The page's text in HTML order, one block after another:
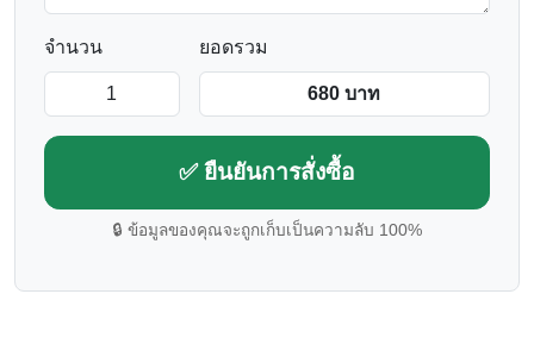
จำนวน ยอดรวม
✅ ยืนยันการสั่งซื้อ
🔒 ข้อมูลของคุณจะถูกเก็บเป็นความลับ 100%